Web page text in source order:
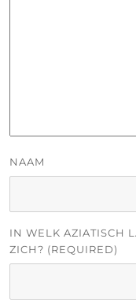
NAAM
IN WELK AZIATISCH
ZICH? (REQUIRED)